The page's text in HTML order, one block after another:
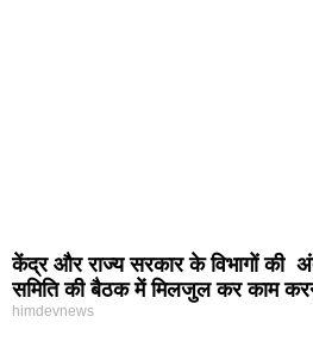
केंद्र और राज्य सरकार के विभागों की
समिति की बैठक में मिलजुल कर काम
himdevnews